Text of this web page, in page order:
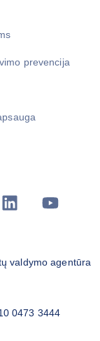
prevencija
valdymo agentūra
0473 3444